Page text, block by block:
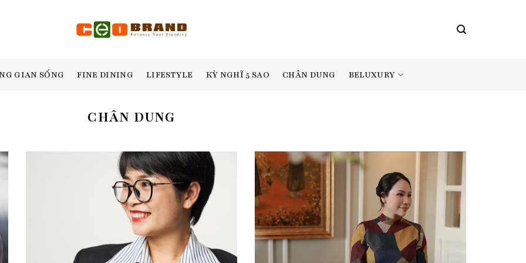
GIAN SỐNG FINE DINING LIFESTYLE KỲ NGHĨ 5 SAO CHÂN DUNG BELUXURY
CHÂN DUNG